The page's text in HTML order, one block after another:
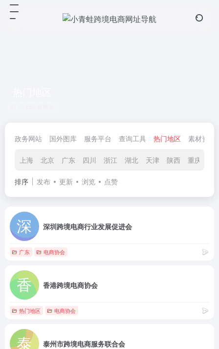
政务网站 国外图库 服务平台 查询工具 热门地区 素材资源
上海 北京 广东 四川 浙江 湖北 天津 陕西 重庆
排序 发布 更新 浏览 点赞
深圳跨境电商行业发展促进会
广东 电商协会
香港跨境电商协会
热门地区 电商协会
泰州市跨境电商服务联合会